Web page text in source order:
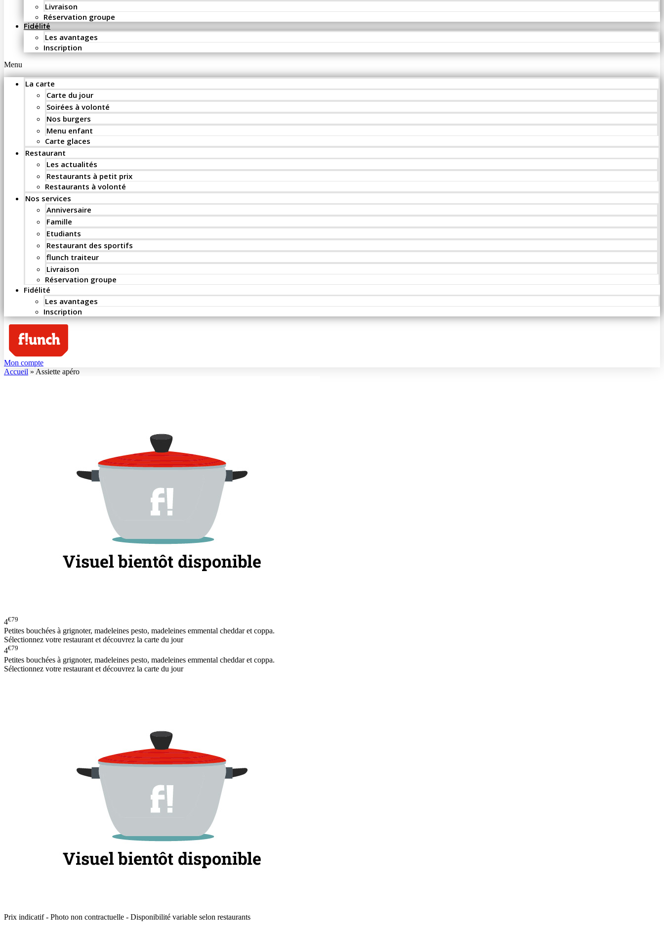
Livraison
Réservation groupe
Fidélité
Les avantages
Inscription
Menu
La carte
Carte du jour
Soirées à volonté
Nos burgers
Menu enfant
Carte glaces
Restaurant
Les actualités
Restaurants à petit prix
Restaurants à volonté
Nos services
Anniversaire
Famille
Etudiants
Restaurant des sportifs
flunch traiteur
Livraison
Réservation groupe
Fidélité
Les avantages
Inscription
Mon compte
Accueil » Assiette apéro
4€79
Petites bouchées à grignoter, madeleines pesto, madeleines emmental cheddar et coppa.
Sélectionnez votre restaurant et découvrez la carte du jour
4€79
Petites bouchées à grignoter, madeleines pesto, madeleines emmental cheddar et coppa.
Sélectionnez votre restaurant et découvrez la carte du jour
Prix indicatif - Photo non contractuelle - Disponibilité variable selon restaurants